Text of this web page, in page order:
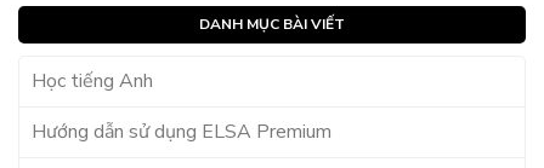
DANH MỤC BÀI VIẾT
Học tiếng Anh
Hướng dẫn sử dụng ELSA Premium